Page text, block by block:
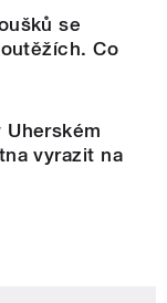
se
Co
Uherském
vyrazit na